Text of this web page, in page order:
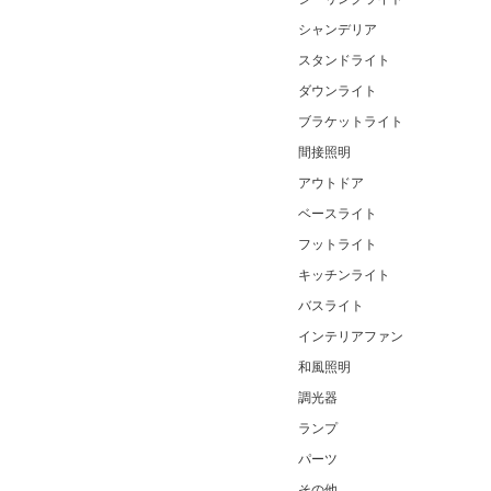
シャンデリア
スタンドライト
ダウンライト
ブラケットライト
間接照明
アウトドア
ベースライト
フットライト
キッチンライト
バスライト
インテリアファン
和風照明
調光器
ランプ
パーツ